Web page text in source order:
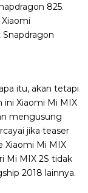
825.
itu, akan tetapi
ini Xiaomi Mi MIX
mengusung
jika teaser
Xiaomi Mi MIX
Mi MIX 2S tidak
2018 lainnya.